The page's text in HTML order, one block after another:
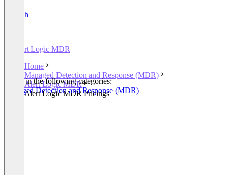
English
Alert Logic MDR
Home
Managed Detection and Response (MDR)
Alert Logic MDR
Alert Logic MDR Pricings
Listed in the following categories:
Managed Detection and Response (MDR)